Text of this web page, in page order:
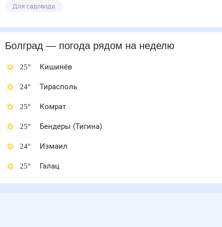
Для садовода
Болград — погода рядом на неделю
25° Кишинёв
24° Тирасполь
25° Комрат
25° Бендеры (Тигина)
24° Измаил
25° Галац